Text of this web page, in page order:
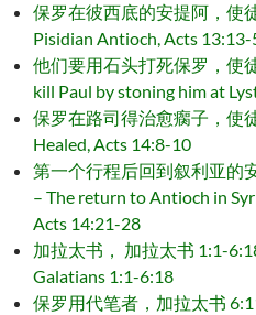
保罗在彼西底的安提阿，使
Pisidian Antioch, Acts 13:13-
他们要用石头打死保罗，使
kill Paul by stoning him at
保罗在路司得治愈瘸子，使
Healed, Acts 14:8-10
第一个行程后回到叙利亚的
– The return to Antioch in
Acts 14:21-28
加拉太书， 加拉太书 1:1-
Galatians 1:1-6:18
保罗用代笔者，加拉太书